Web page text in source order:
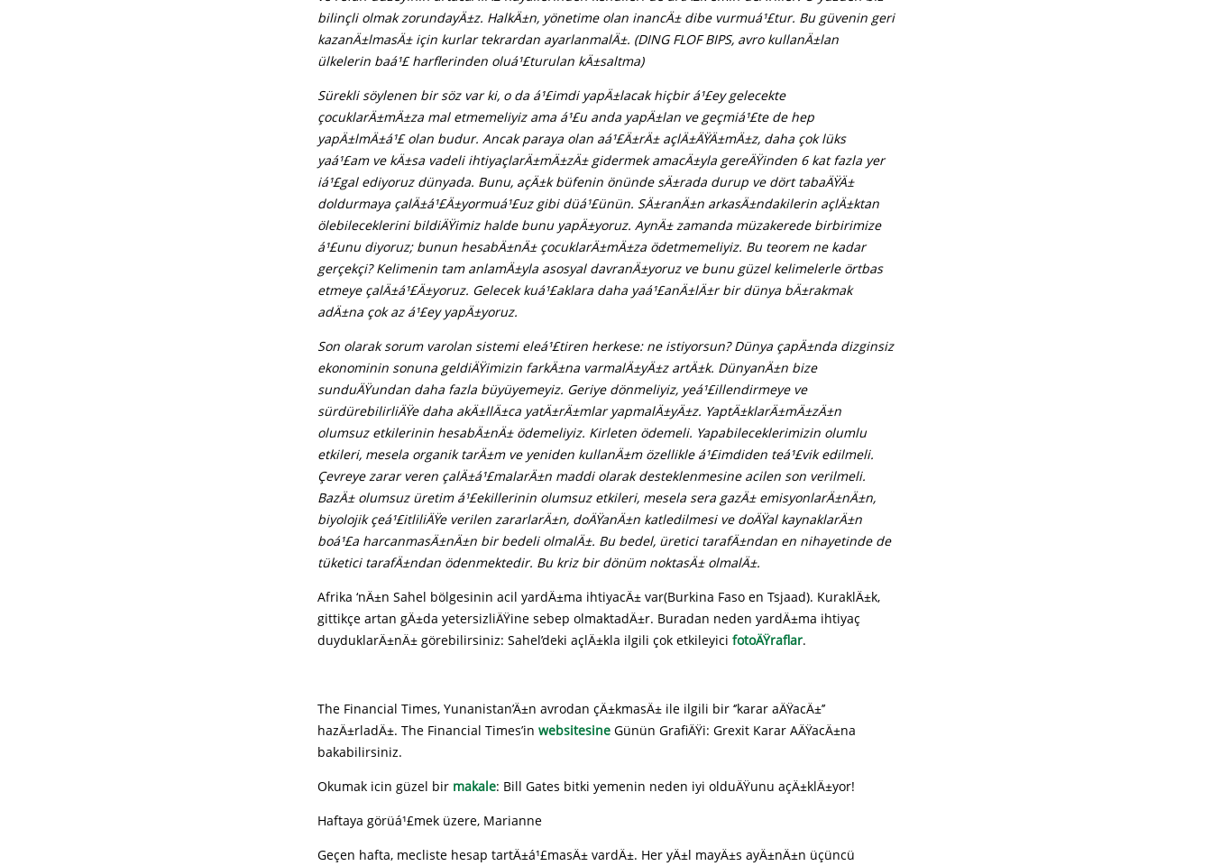
bilinçli olmak zorundayÄ±z. HalkÄ±n, yönetime olan inancÄ± dibe vurmuá¹£tur. Bu güvenin geri
kazanÄ±lmasÄ± için kurlar tekrardan ayarlanmalÄ±. (DING FLOF BIPS, avro kullanÄ±lan
ülkelerin baá¹£ harflerinden oluá¹£turulan kÄ±saltma)
Sürekli söylenen bir söz var ki, o da á¹£imdi yapÄ±lacak hiçbir á¹£ey gelecekte
çocuklarÄ±mÄ±za mal etmemeliyiz ama á¹£u anda yapÄ±lan ve geçmiá¹£te de hep
yapÄ±lmÄ±á¹£ olan budur. Ancak paraya olan aá¹£Ä±rÄ± açlÄ±ÄŸÄ±mÄ±z, daha çok lüks
yaá¹£am ve kÄ±sa vadeli ihtiyaçlarÄ±mÄ±zÄ± gidermek amacÄ±yla gereÄŸinden 6 kat fazla yer
iá¹£gal ediyoruz dünyada. Bunu, açÄ±k büfenin önünde sÄ±rada durup ve dört tabaÄŸÄ±
doldurmaya çalÄ±á¹£Ä±yormuá¹£uz gibi düá¹£ünün. SÄ±ranÄ±n arkasÄ±ndakilerin açlÄ±ktan
ölebileceklerini bildiÄŸimiz halde bunu yapÄ±yoruz. AynÄ± zamanda müzakerede birbirimize
á¹£unu diyoruz; bunun hesabÄ±nÄ± çocuklarÄ±mÄ±za ödetmemeliyiz. Bu teorem ne kadar
gerçekçi? Kelimenin tam anlamÄ±yla asosyal davranÄ±yoruz ve bunu güzel kelimelerle örtbas
etmeye çalÄ±á¹£Ä±yoruz. Gelecek kuá¹£aklara daha yaá¹£anÄ±lÄ±r bir dünya bÄ±rakmak
adÄ±na çok az á¹£ey yapÄ±yoruz.
Son olarak sorum varolan sistemi eleá¹£tiren herkese: ne istiyorsun? Dünya çapÄ±nda dizginsiz
ekonominin sonuna geldiÄŸimizin farkÄ±na varmalÄ±yÄ±z artÄ±k. DünyanÄ±n bize
sunduÄŸundan daha fazla büyüyemeyiz. Geriye dönmeliyiz, yeá¹£illendirmeye ve
sürdürebilirliÄŸe daha akÄ±llÄ±ca yatÄ±rÄ±mlar yapmalÄ±yÄ±z. YaptÄ±klarÄ±mÄ±zÄ±n
olumsuz etkilerinin hesabÄ±nÄ± ödemeliyiz. Kirleten ödemeli. Yapabileceklerimizin olumlu
etkileri, mesela organik tarÄ±m ve yeniden kullanÄ±m özellikle á¹£imdiden teá¹£vik edilmeli.
Çevreye zarar veren çalÄ±á¹£malarÄ±n maddi olarak desteklenmesine acilen son verilmeli.
BazÄ± olumsuz üretim á¹£ekillerinin olumsuz etkileri, mesela sera gazÄ± emisyonlarÄ±nÄ±n,
biyolojik çeá¹£itliliÄŸe verilen zararlarÄ±n, doÄŸanÄ±n katledilmesi ve doÄŸal kaynaklarÄ±n
boá¹£a harcanmasÄ±nÄ±n bir bedeli olmalÄ±. Bu bedel, üretici tarafÄ±ndan en nihayetinde de
tüketici tarafÄ±ndan ödenmektedir. Bu kriz bir dönüm noktasÄ± olmalÄ±.
Afrika ‘nÄ±n Sahel bölgesinin acil yardÄ±ma ihtiyacÄ± var(Burkina Faso en Tsjaad). KuraklÄ±k,
gittikçe artan gÄ±da yetersizliÄŸine sebep olmaktadÄ±r. Buradan neden yardÄ±ma ihtiyaç
duyduklarÄ±nÄ± görebilirsiniz: Sahel’deki açlÄ±kla ilgili çok etkileyici fotoÄŸraflar.
The Financial Times, Yunanistan’Ä±n avrodan çÄ±kmasÄ± ile ilgili bir ‘’karar aÄŸacÄ±’’
hazÄ±rladÄ±. The Financial Times’in websitesine Günün GrafiÄŸi: Grexit Karar AÄŸacÄ±na
bakabilirsiniz.
Okumak icin güzel bir makale: Bill Gates bitki yemenin neden iyi olduÄŸunu açÄ±klÄ±yor!
Haftaya görüá¹£mek üzere, Marianne
Geçen hafta, mecliste hesap tartÄ±á¹£masÄ± vardÄ±. Her yÄ±l mayÄ±s ayÄ±nÄ±n üçüncü